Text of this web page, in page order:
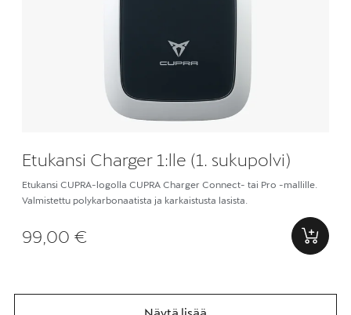
Etukansi Charger 1:lle (1. sukupolvi)
Etukansi CUPRA-logolla CUPRA Charger Connect- tai Pro -mallille.
Valmistettu polykarbonaatista ja karkaistusta lasista.
99,00 €
Näytä lisää